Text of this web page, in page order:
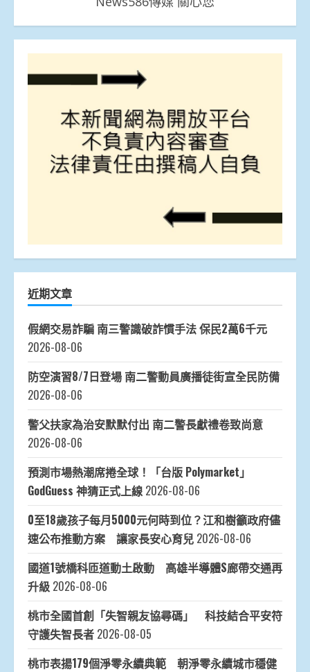
近期文章
假網交易詐騙 南三警識破詐慣手法 保民2萬6千元
2026-08-06
防空演習8/7日登場 南二警動員廣播徒街宣全民防備
2026-08-06
警父扶家為治安默默付出 南二警長獻禮卷致尚意
2026-08-06
預測市場熱潮席捲全球！「台版 Polymarket」
GodGuess 神猜正式上線 2026-08-06
0至18歲孩子每月5000元何時到位？江和樹籲政府儘
速公布推動方案 讓家長安心育兒 2026-08-06
國道1號橋科匝道動土啟動 高雄半導體S廊帶交通再
升級 2026-08-06
桃市全國首創「失智親友協尋碼」 科技結合平安符
守護失智長者 2026-08-05
桃市表揚179個淨零永續典範 朝淨零永續城市穩健